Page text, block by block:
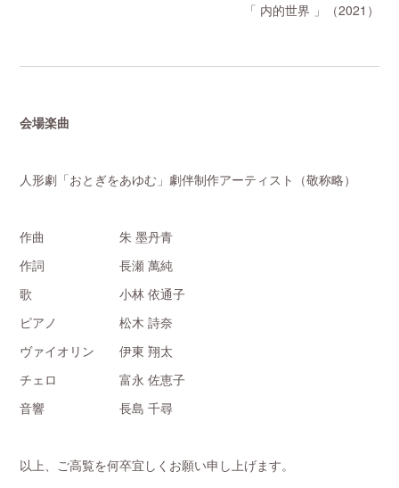
「 内的世界 」（2021）
会場楽曲
人形劇「おとぎをあゆむ」劇伴制作アーティスト（敬称略）
作曲 朱 墨丹青
作詞 長瀬 萬純
歌 小林 依通子
ピアノ 松木 詩奈
ヴァイオリン 伊東 翔太
チェロ 富永 佐恵子
音響 長島 千尋
以上、ご高覧を何卒宜しくお願い申し上げます。